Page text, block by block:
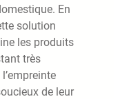
En
solution
les produits
très
de leur